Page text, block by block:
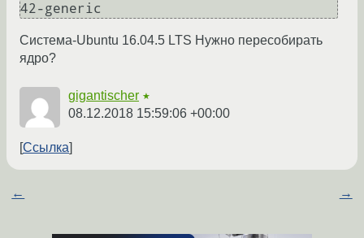
Система-Ubuntu 16.04.5 LTS Нужно пересобирать
ядро?
gigantischer ★
08.12.2018 15:59:06 +00:00
Ссылка
← →